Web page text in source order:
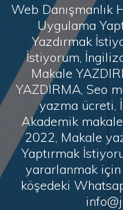
Web
Uygulama
Yazdırmak
İstiyorum,
Makale
YAZDIRMA, Seo
yazma ücreti,
Akademik
2022, Makale
Yaptırmak
yararlanmak için
köşedeki